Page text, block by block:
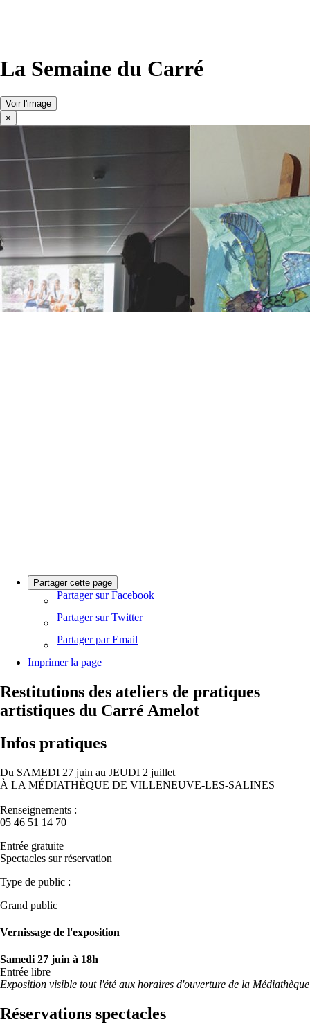
La Semaine du Carré
Voir l'image
×
Partager cette page
Partager sur Facebook
Partager sur Twitter
Partager par Email
Imprimer la page
Restitutions des ateliers de pratiques
artistiques du Carré Amelot
Infos pratiques
Du SAMEDI 27 juin au JEUDI 2 juillet
À LA MÉDIATHÈQUE DE VILLENEUVE-LES-SALINES
Renseignements :
05 46 51 14 70
Entrée gratuite
Spectacles sur réservation
Type de public :
Grand public
Vernissage de l'exposition
Samedi 27 juin à 18h
Entrée libre
Exposition visible tout l'été aux horaires d'ouverture de la Médiathèque
Réservations spectacles